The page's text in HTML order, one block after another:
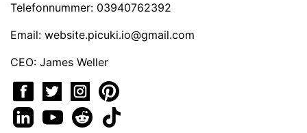
Telefonnummer: 03940762392
Email: website.picuki.io@gmail.com
CEO: James Weller